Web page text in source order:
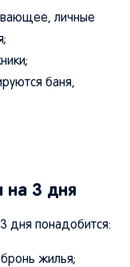
личные
баня,
на 3 дня
дня понадобится:
жилья;